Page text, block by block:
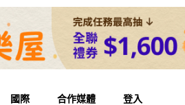
國際 合作媒體 登入